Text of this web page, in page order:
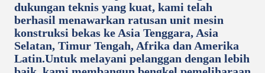
dukungan teknis yang kuat, kami telah
berhasil menawarkan ratusan unit mesin
konstruksi bekas ke Asia Tenggara, Asia
Selatan, Timur Tengah, Afrika dan Amerika
Latin.Untuk melayani pelanggan dengan lebih